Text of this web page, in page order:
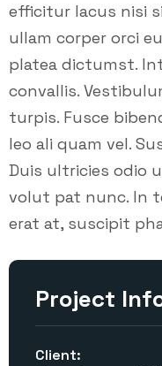
efficitur lacus nisi
ullam corper orci
platea dictumst.
convallis.
turpis. Fusce
leo ali quam vel.
Duis ultricies odio
volut pat nunc. In
erat at, suscipit
Project
Client: